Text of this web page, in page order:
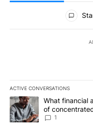
All Comments
ACTIVE CONVERSATIONS
The following is a list of
A trending article titled
What financial
of
1